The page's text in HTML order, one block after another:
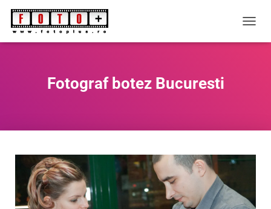
O
A
Fotograf botez Bucuresti